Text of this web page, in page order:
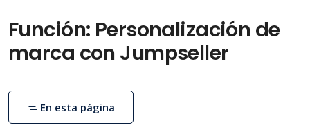
Función: Personalización de
marca con Jumpseller
En esta página